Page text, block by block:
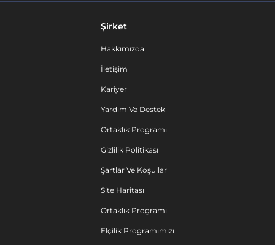
Şirket
Hakkımızda
İletişim
Kariyer
Yardım Ve Destek
Ortaklık Programı
Gizlilik Politikası
Şartlar Ve Koşullar
Site Haritası
Ortaklık Programı
Elçilik Programımızı